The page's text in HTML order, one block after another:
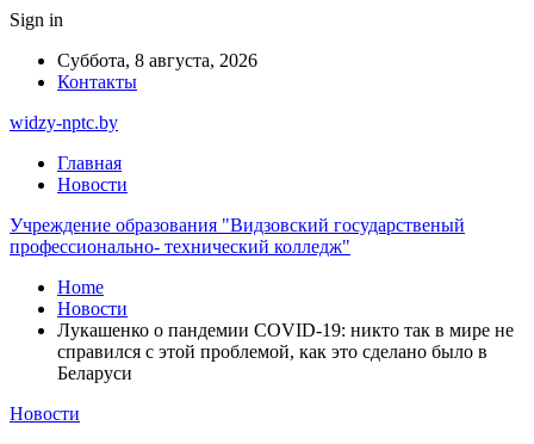
Sign in
Суббота, 8 августа, 2026
Контакты
widzy-nptc.by
Главная
Новости
Учреждение образования "Видзовский государственый
профессионально- технический колледж"
Home
Новости
Лукашенко о пандемии COVID-19: никто так в мире не
справился с этой проблемой, как это сделано было в
Беларуси
Новости